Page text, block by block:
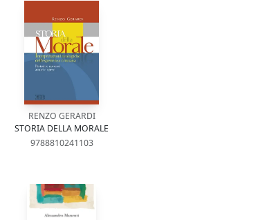
RENZO GERARDI
STORIA DELLA MORALE
9788810241103